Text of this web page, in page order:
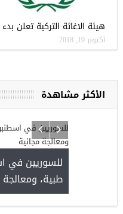
هيئة الاغاثة التركية تعلن
أكتوبر 19, 2018
الأكثر مشاهدة
طبية،